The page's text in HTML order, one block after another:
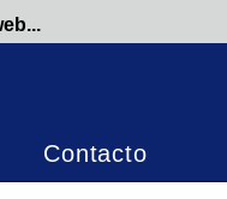
Contacto